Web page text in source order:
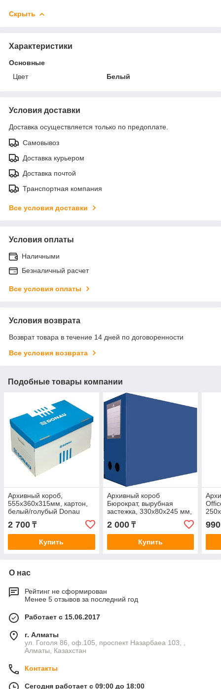
Скрыть
Характеристики
Основные
Цвет
Белый
Условия доставки
Доставка осуществляется только по предоплате.
Самовывоз
Доставка курьером
Доставка почтой
Транспортная компания
Все условия доставки
Условия оплаты
Наличными
Безналичный расчет
Все условия оплаты
Условия возврата
Возврат товара в течение 14 дней по договоренности
Все условия возврата
Подобные товары компании
Архивный короб,
555x360x315мм, картон,
белый/голубый Donau
2 700 ₸
Купить
Архивный короб
Бюрократ, вырубная
застежка, 330x80x245 мм,
800 мкм, пластик, синяя
2 000₸
Купить
990
О нас
Рейтинг не сформирован
Менее 5 отзывов за последний год
Работает с 15.06.2017
г. Алматы
ул. Гоголя 86, оф.105, проспект Назарбаеа 103, ,
Алматы, Казахстан
Контакты
Сегодня работает с 09:00 до 18:00